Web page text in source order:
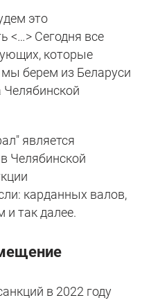
это
<…> Сегодня все
которые
берем из Беларуси
Челябинской
является
Челябинской
карданных валов,
и так далее.
в 2022 году